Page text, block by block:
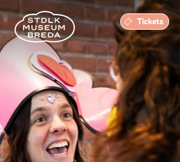
Tickets